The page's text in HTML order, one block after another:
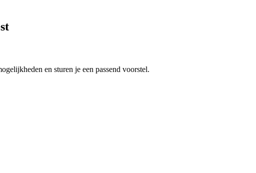
en sturen je een passend voorstel.